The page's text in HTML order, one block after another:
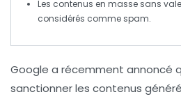
Les contenus en masse sans
considérés comme spam.
Google a récemment annoncé
sanctionnerles contenus